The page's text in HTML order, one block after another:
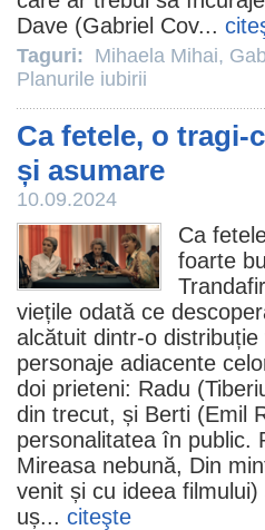
Dave (Gabriel Cov...
Taguri: Mihaela Mihai,
Planurile iubirii
Ca fetele, o tragi-
și asumare
10.09.2024
Ca
foarte
Trandafir
viețile odată ce
alcătuit dintr-o distribuție
personaje adiacente
doi prieteni: Radu (
din trecut, și Berti (Emil
personalitatea în public.
Mireasa nebună, Din
venit și cu ideea
uș... citeşte